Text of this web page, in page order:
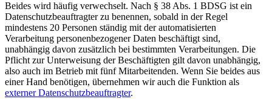
Beides wird häufig verwechselt. Nach § 38 Abs. 1 BDSG ist ein
Datenschutzbeauftragter zu benennen, sobald in der Regel
mindestens 20 Personen ständig mit der automatisierten
Verarbeitung personenbezogener Daten beschäftigt sind,
unabhängig davon zusätzlich bei bestimmten Verarbeitungen. Die
Pflicht zur Unterweisung der Beschäftigten gilt davon unabhängig,
also auch im Betrieb mit fünf Mitarbeitenden. Wenn Sie beides aus
einer Hand benötigen, übernehmen wir auch die Funktion als
externer Datenschutzbeauftragter.